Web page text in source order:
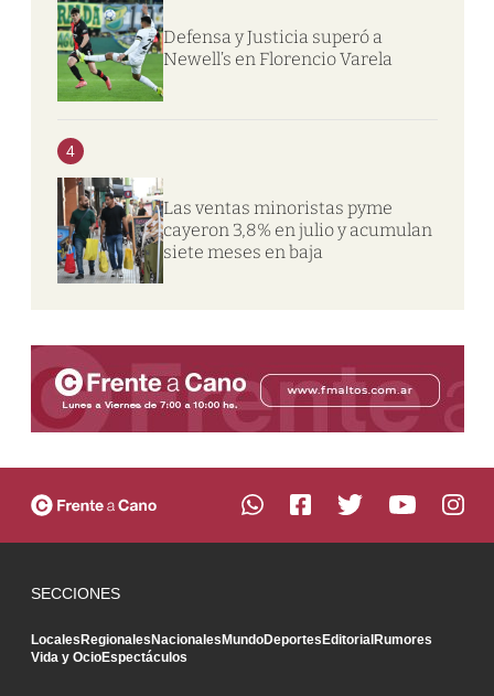
Defensa y Justicia superó a
Newell’s en Florencio Varela
4
Las ventas minoristas pyme
cayeron 3,8% en julio y acumulan
siete meses en baja
SECCIONES
LocalesRegionalesNacionalesMundoDeportesEditorialRumores
Vida y OcioEspectáculos